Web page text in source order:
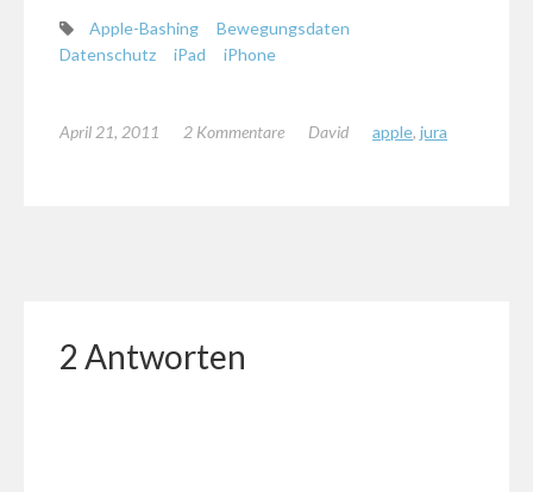
Apple-Bashing
Bewegungsdaten
Datenschutz
iPad iPhone
April 21, 2011 2 Kommentare David apple, jura
2 Antworten